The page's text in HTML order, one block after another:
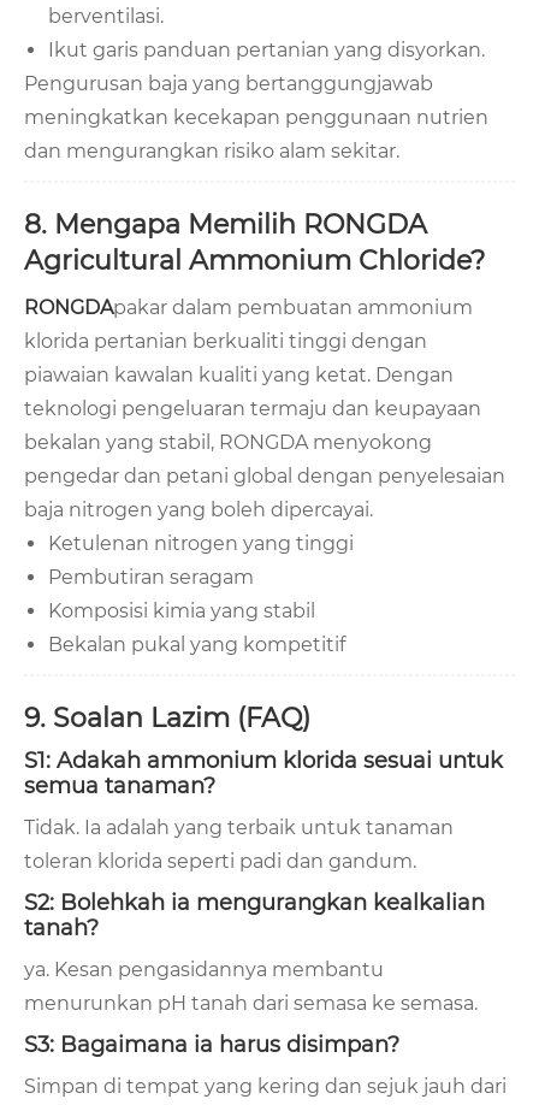
berventilasi.
Ikut garis panduan pertanian yang disyorkan.
Pengurusan baja yang bertanggungjawab
meningkatkan kecekapan penggunaan nutrien
dan mengurangkan risiko alam sekitar.
8. Mengapa Memilih RONGDA
Agricultural Ammonium Chloride?
RONGDApakar dalam pembuatan ammonium
klorida pertanian berkualiti tinggi dengan
piawaian kawalan kualiti yang ketat. Dengan
teknologi pengeluaran termaju dan keupayaan
bekalan yang stabil, RONGDA menyokong
pengedar dan petani global dengan penyelesaian
baja nitrogen yang boleh dipercayai.
Ketulenan nitrogen yang tinggi
Pembutiran seragam
Komposisi kimia yang stabil
Bekalan pukal yang kompetitif
9. Soalan Lazim (FAQ)
S1: Adakah ammonium klorida sesuai untuk
semua tanaman?
Tidak. Ia adalah yang terbaik untuk tanaman
toleran klorida seperti padi dan gandum.
S2: Bolehkah ia mengurangkan kealkalian
tanah?
ya. Kesan pengasidannya membantu
menurunkan pH tanah dari semasa ke semasa.
S3: Bagaimana ia harus disimpan?
Simpan di tempat yang kering dan sejuk jauh dari